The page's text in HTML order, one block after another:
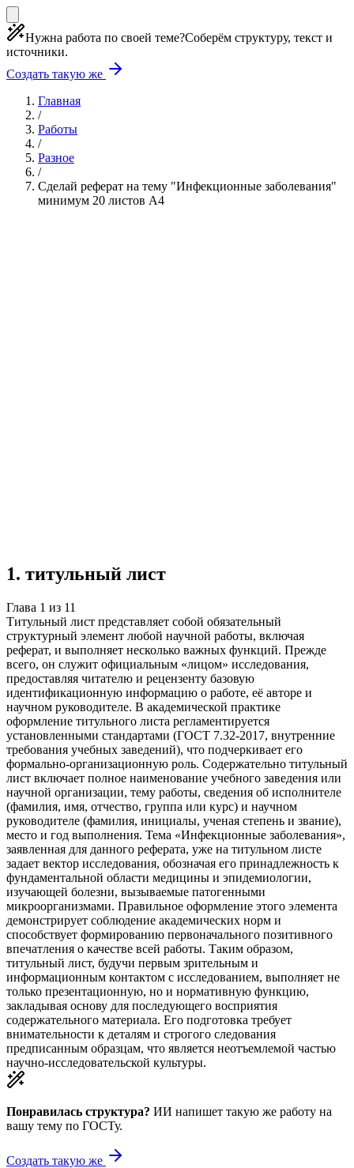
Нужна работа по своей теме?Соберём структуру, текст и
источники.
Создать такую же
Главная
/
Работы
/
Разное
/
Сделай реферат на тему "Инфекционные заболевания"
минимум 20 листов А4
1. титульный лист
Глава 1 из 11
Титульный лист представляет собой обязательный
структурный элемент любой научной работы, включая
реферат, и выполняет несколько важных функций. Прежде
всего, он служит официальным «лицом» исследования,
предоставляя читателю и рецензенту базовую
идентификационную информацию о работе, её авторе и
научном руководителе. В академической практике
оформление титульного листа регламентируется
установленными стандартами (ГОСТ 7.32-2017, внутренние
требования учебных заведений), что подчеркивает его
формально-организационную роль. Содержательно титульный
лист включает полное наименование учебного заведения или
научной организации, тему работы, сведения об исполнителе
(фамилия, имя, отчество, группа или курс) и научном
руководителе (фамилия, инициалы, ученая степень и звание),
место и год выполнения. Тема «Инфекционные заболевания»,
заявленная для данного реферата, уже на титульном листе
задает вектор исследования, обозначая его принадлежность к
фундаментальной области медицины и эпидемиологии,
изучающей болезни, вызываемые патогенными
микроорганизмами. Правильное оформление этого элемента
демонстрирует соблюдение академических норм и
способствует формированию первоначального позитивного
впечатления о качестве всей работы. Таким образом,
титульный лист, будучи первым зрительным и
информационным контактом с исследованием, выполняет не
только презентационную, но и нормативную функцию,
закладывая основу для последующего восприятия
содержательного материала. Его подготовка требует
внимательности к деталям и строгого следования
предписанным образцам, что является неотъемлемой частью
научно-исследовательской культуры.
Понравилась структура? ИИ напишет такую же работу на
вашу тему по ГОСТу.
Создать такую же